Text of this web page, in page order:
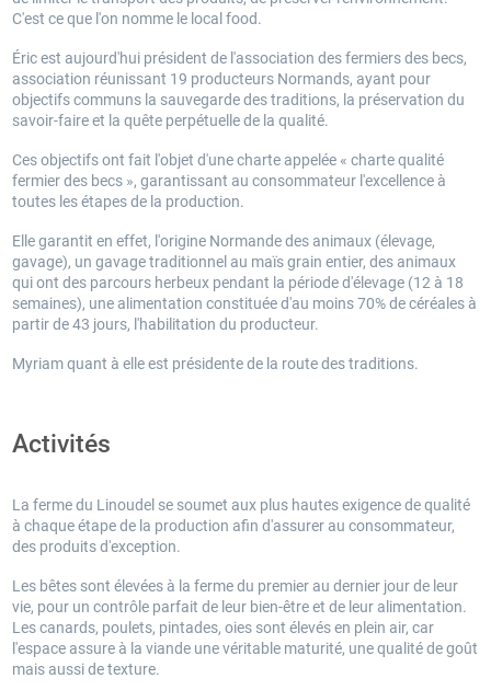
C'est ce que l'on nomme le local food.
Éric est aujourd'hui président de l'association des fermiers des becs,
association réunissant 19 producteurs Normands, ayant pour
objectifs communs la sauvegarde des traditions, la préservation du
savoir-faire et la quête perpétuelle de la qualité.
Ces objectifs ont fait l'objet d'une charte appelée « charte qualité
fermier des becs », garantissant au consommateur l'excellence à
toutes les étapes de la production.
Elle garantit en effet, l'origine Normande des animaux (élevage,
gavage), un gavage traditionnel au maïs grain entier, des animaux
qui ont des parcours herbeux pendant la période d'élevage (12 à 18
semaines), une alimentation constituée d'au moins 70% de céréales à
partir de 43 jours, l'habilitation du producteur.
Myriam quant à elle est présidente de la route des traditions.
Activités
La ferme du Linoudel se soumet aux plus hautes exigence de qualité
à chaque étape de la production afin d'assurer au consommateur,
des produits d'exception.
Les bêtes sont élevées à la ferme du premier au dernier jour de leur
vie, pour un contrôle parfait de leur bien-être et de leur alimentation.
Les canards, poulets, pintades, oies sont élevés en plein air, car
l'espace assure à la viande une véritable maturité, une qualité de goût
mais aussi de texture.